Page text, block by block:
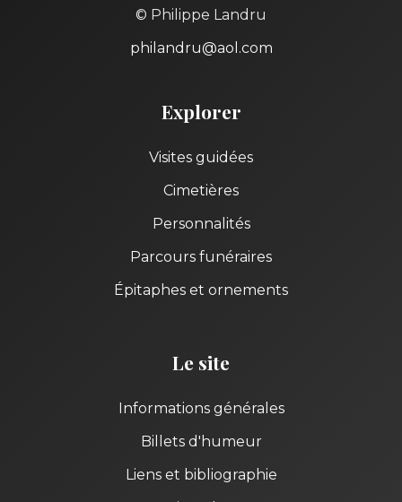
© Philippe Landru
philandru@aol.com
Explorer
Visites guidées
Cimetières
Personnalités
Parcours funéraires
Épitaphes et ornements
Le site
Informations générales
Billets d'humeur
Liens et bibliographie